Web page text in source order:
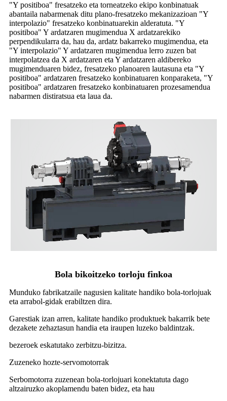
"Y positiboa" fresatzeko eta torneatzeko ekipo konbinatuak
abantaila nabarmenak ditu plano-fresatzeko mekanizazioan "Y
interpolazio" fresatzeko konbinatuarekin alderatuta. "Y
positiboa" Y ardatzaren mugimendua X ardatzarekiko
perpendikularra da, hau da, ardatz bakarreko mugimendua, eta
"Y interpolazio" Y ardatzaren mugimendua lerro zuzen bat
interpolatzea da X ardatzaren eta Y ardatzaren aldibereko
mugimenduaren bidez, fresatzeko planoaren lautasuna eta "Y
positiboa" ardatzaren fresatzeko konbinatuaren konparaketa, "Y
positiboa" ardatzaren fresatzeko konbinatuaren prozesamendua
nabarmen distiratsua eta laua da.
Bola bikoitzeko torloju finkoa
Munduko fabrikatzaile nagusien kalitate handiko bola-torlojuak
eta arrabol-gidak erabiltzen dira.
Garestiak izan arren, kalitate handiko produktuek bakarrik bete
dezakete zehaztasun handia eta iraupen luzeko baldintzak.
bezeroek eskatutako zerbitzu-bizitza.
Zuzeneko hozte-servomotorrak
Serbomotorra zuzenean bola-torlojuari konektatuta dago
altzairuzko akoplamendu baten bidez, eta hau